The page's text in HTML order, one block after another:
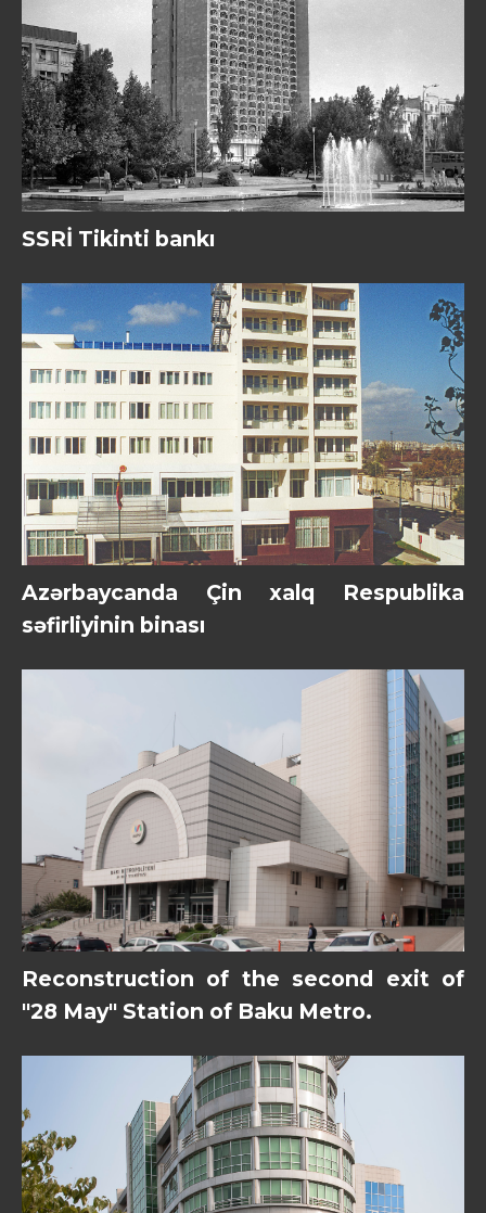
SSRİ Tikinti bankı
Azərbaycanda Çin xalq Respublika
səfirliyinin binası
Reconstruction of the second exit of
"28 May" Station of Baku Metro.